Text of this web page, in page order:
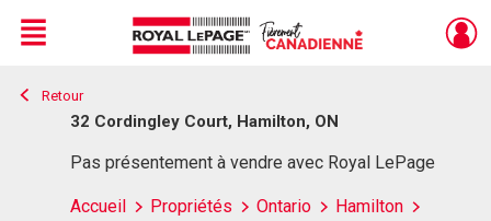
Live
En Direct
Menu
Retour
32 Cordingley Court, Hamilton, ON
Pas présentement à vendre avec Royal LePage
Accueil Propriétés Ontario
Hamilton